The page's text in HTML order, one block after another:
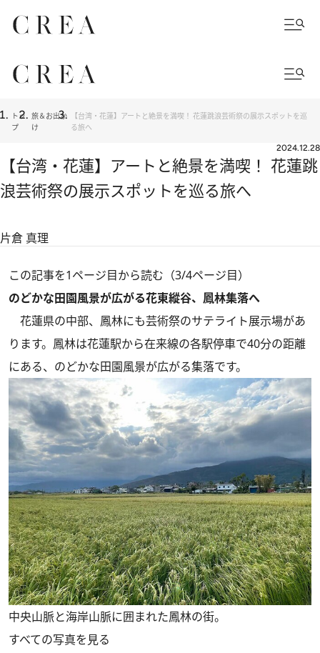
トッ
プ
旅＆お出か
け
【台湾・花蓮】アートと絶景を満喫！ 花蓮跳浪芸術祭の展示スポットを巡
る旅へ
2024.12.28
【台湾・花蓮】アートと絶景を満喫！ 花蓮跳
浪芸術祭の展示スポットを巡る旅へ
片倉 真理
この記事を1ページ目から読む（3/4ページ目）
のどかな田園風景が広がる花東縱谷、鳳林集落へ
花蓮県の中部、鳳林にも芸術祭のサテライト展示場があ
ります。鳳林は花蓮駅から在来線の各駅停車で40分の距離
にある、のどかな田園風景が広がる集落です。
中央山脈と海岸山脈に囲まれた鳳林の街。
すべての写真を見る